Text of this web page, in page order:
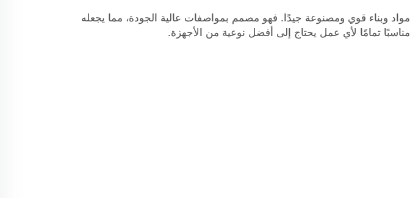
مواد وبناء قوي ومصنوعة جيدًا. فهو مصمم بمواصفات عالية الجودة، مما يجعله
مناسبًا تمامًا لأي عمل يحتاج إلى أفضل نوعية من الأجهزة.